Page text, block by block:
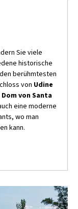
Sie viele
historische
berühmtesten
von Udine
Domvon Santa
eine moderne
wo man
kann.